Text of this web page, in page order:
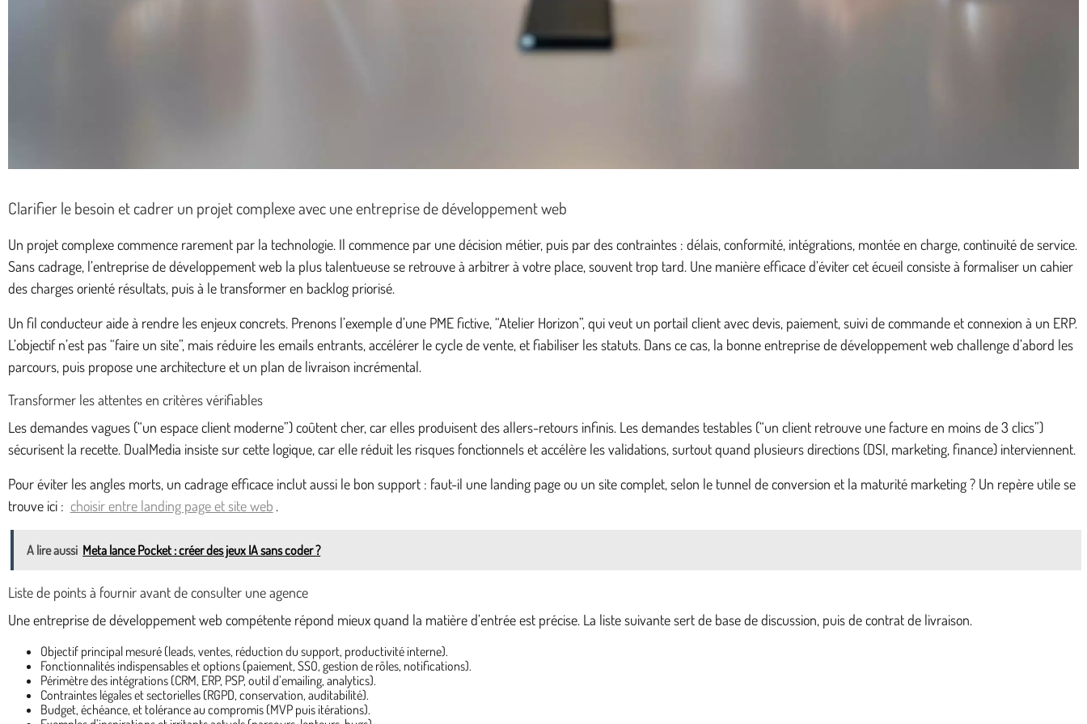
Clarifier le besoin et cadrer un projet complexe avec une entreprise de développement web
Un projet complexe commence rarement par la technologie. Il commence par une décision métier, puis par des contraintes : délais, conformité, intégrations, montée en charge, continuité de service.
Sans cadrage, l’entreprise de développement web la plus talentueuse se retrouve à arbitrer à votre place, souvent trop tard. Une manière efficace d’éviter cet écueil consiste à formaliser un cahier
des charges orienté résultats, puis à le transformer en backlog priorisé.
Un fil conducteur aide à rendre les enjeux concrets. Prenons l’exemple d’une PME fictive, “Atelier Horizon”, qui veut un portail client avec devis, paiement, suivi de commande et connexion à un ERP.
L’objectif n’est pas “faire un site”, mais réduire les emails entrants, accélérer le cycle de vente, et fiabiliser les statuts. Dans ce cas, la bonne entreprise de développement web challenge d’abord les
parcours, puis propose une architecture et un plan de livraison incrémental.
Transformer les attentes en critères vérifiables
Les demandes vagues (“un espace client moderne”) coûtent cher, car elles produisent des allers-retours infinis. Les demandes testables (“un client retrouve une facture en moins de 3 clics”)
sécurisent la recette. DualMedia insiste sur cette logique, car elle réduit les risques fonctionnels et accélère les validations, surtout quand plusieurs directions (DSI, marketing, finance) interviennent.
Pour éviter les angles morts, un cadrage efficace inclut aussi le bon support : faut-il une landing page ou un site complet, selon le tunnel de conversion et la maturité marketing ? Un repère utile se
trouve ici : choisir entre landing page et site web .
A lire aussi Meta lance Pocket : créer des jeux IA sans coder ?
Liste de points à fournir avant de consulter une agence
Une entreprise de développement web compétente répond mieux quand la matière d’entrée est précise. La liste suivante sert de base de discussion, puis de contrat de livraison.
Objectif principal mesuré (leads, ventes, réduction du support, productivité interne).
Fonctionnalités indispensables et options (paiement, SSO, gestion de rôles, notifications).
Périmètre des intégrations (CRM, ERP, PSP, outil d’emailing, analytics).
Contraintes légales et sectorielles (RGPD, conservation, auditabilité).
Budget, échéance, et tolérance au compromis (MVP puis itérations).